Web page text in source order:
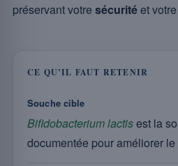
préservant votre sécuritéet
CE QU’IL FAUT RETENIR
Souche cible
Bifidobacterium lactisest la
documentée pour améliorer le